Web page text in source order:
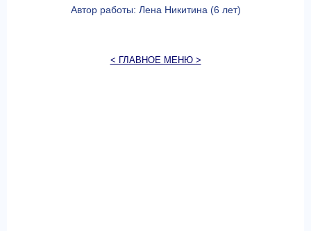
Автор работы: Лена Никитина (6 лет)
< ГЛАВНОЕ МЕНЮ >